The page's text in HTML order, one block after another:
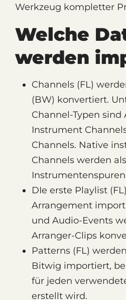
Werkzeug kompletter
Welche
werden
Channels (FL)
(BW) konvertiert.
Channel-Typen sind
Instrument
Channels. Native
Channels werden
DIe erste Playlist
Arrangement
und Audio-Events
Arranger-Clips
Patterns (FL)
Bitwig importiert,
für jeden
erstellt wird.